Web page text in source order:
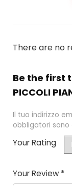
There are no
Be the first
PICCOLI
Il tuo indirizzo
obbligatori
Your Rating
Your Review *